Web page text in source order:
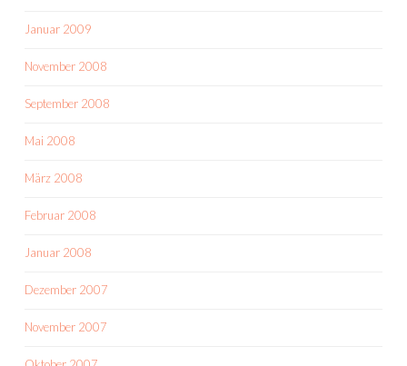
Januar 2009
November 2008
September 2008
Mai 2008
März 2008
Februar 2008
Januar 2008
Dezember 2007
November 2007